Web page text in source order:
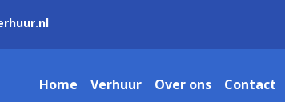
Home Verhuur Over ons Contact